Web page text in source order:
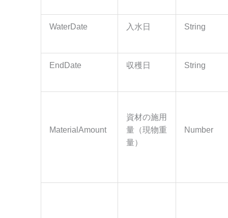
WaterDate 入水日 String
EndDate 収穫日 String
MaterialAmount
資材の施用
量（現物重
量）
Number